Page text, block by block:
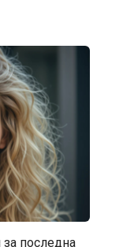
за последна